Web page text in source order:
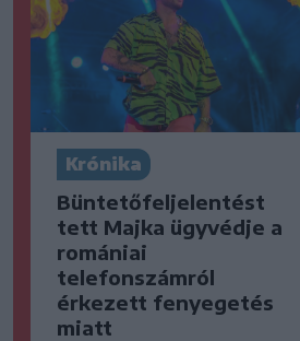
Krónika
Büntetőfeljelentést
tett Majka ügyvédje a
romániai
telefonszámról
érkezett fenyegetés
miatt